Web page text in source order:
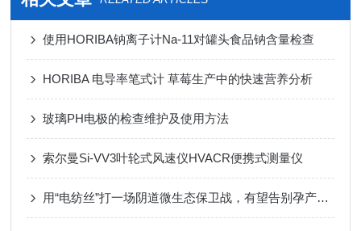
使用HORIBA钠离子计Na-11对罐头食品钠含量检查
HORIBA 电导率笔式计 草莓生产中的快速营养分析
玻璃PH电极的检查维护及使用方法
索尔曼Si-VV3叶轮式风速仪HVACR便携式测量仪
用“电纺丝”打一场阴道微生态保卫战，有望告别孕产期B链菌噩梦